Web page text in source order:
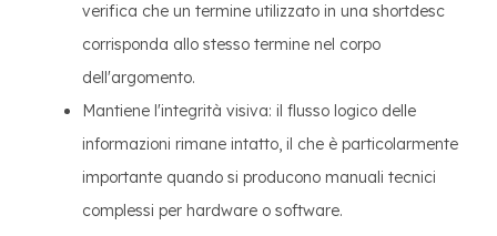
verifica che un termine utilizzato in una shortdesc
corrisponda allo stesso termine nel corpo
dell'argomento.
Mantiene l'integrità visiva: il flusso logico delle
informazioni rimane intatto, il che è particolarmente
importante quando si producono manuali tecnici
complessi per hardware o software.